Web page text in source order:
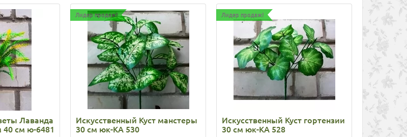
Лаванда
40 см ю-6481
Лидер продаж!
Искусственный Куст манстеры
30 см юк-КА 530
Лидер продаж!
Искусственный Куст гортензии
30 см юк-КА 528
60 см